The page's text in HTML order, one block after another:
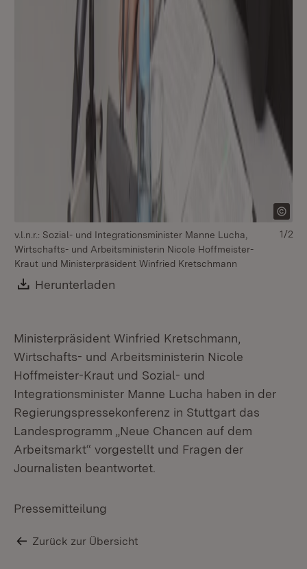
v.l.n.r.: Sozial- und Integrationsminister Manne Lucha,
Wirtschafts- und Arbeitsministerin Nicole Hoffmeister-
Kraut und Ministerpräsident Winfried Kretschmann
Download:
Herunterladen
1/2
Ministerpräsident Winfried Kretschmann,
Wirtschafts- und Arbeitsministerin Nicole
Hoffmeister-Kraut und Sozial- und
Integrationsminister Manne Lucha haben in der
Regierungspressekonferenz in Stuttgart das
Landesprogramm „Neue Chancen auf dem
Arbeitsmarkt“ vorgestellt und Fragen der
Journalisten beantwortet.
Pressemitteilung
Zurück zur Übersicht